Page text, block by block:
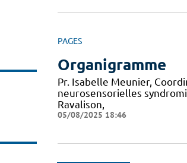
PAGES
Organigramme
Pr. Isabelle Meunier,
neurosensorielles
Ravalison,
05/08/2025 18:46